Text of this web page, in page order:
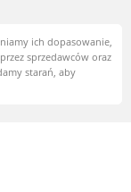
ich dopasowanie,
sprzedawców oraz
starań, aby